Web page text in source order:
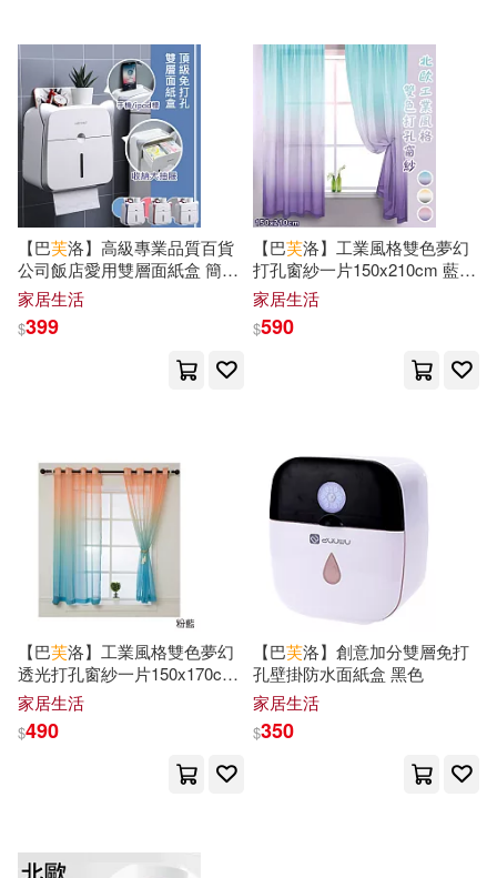
唐文辭書編委會(43)
林海音(43) (美)埃里克森(42)
ホットエンターテイメント(42)
漢寶德(42)
矢立肇(41) 小那海あや(40)
（比）岡特·鮑利(40)
上海市地方志編纂委員會(39)
呂思勉(38)
譯林出版社(361)
上海教育出版社(360)
台灣角川(357)
中國海洋大學出版社(348)
聯經出版公司(341)
大連理工大學出版社(335)
PAD(326) 海豚出版社(326)
學林出版社(320)
上海文藝出版社(319)
機械工業出版社(319)
南京大學出版社(315)
【巴芙洛】高級專業品質百貨
公司飯店愛用雙層面紙盒 簡約
粉紅色
家居生活
$399
【巴芙洛】工業風格雙色夢幻
打孔窗紗一片150x210cm 藍紫
落地
家居生活
$590
【巴芙洛】工業風格雙色夢幻
透光打孔窗紗一片150x170cm
粉藍半窗
家居生活
$490
【巴芙洛】創意加分雙層免打
孔壁掛防水面紙盒 黑色
家居生活
$350